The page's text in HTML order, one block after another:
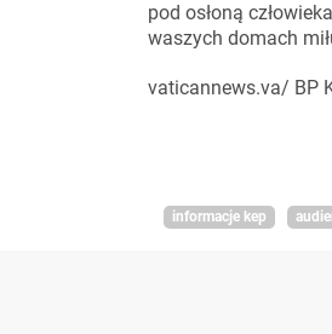
pod osłoną
waszych domach
vaticannews.va/ BP
informacje kep